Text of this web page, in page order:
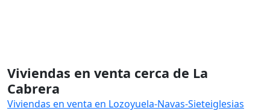
Viviendas en venta cerca de La
Cabrera
Viviendas en venta en Lozoyuela-Navas-Sieteiglesias